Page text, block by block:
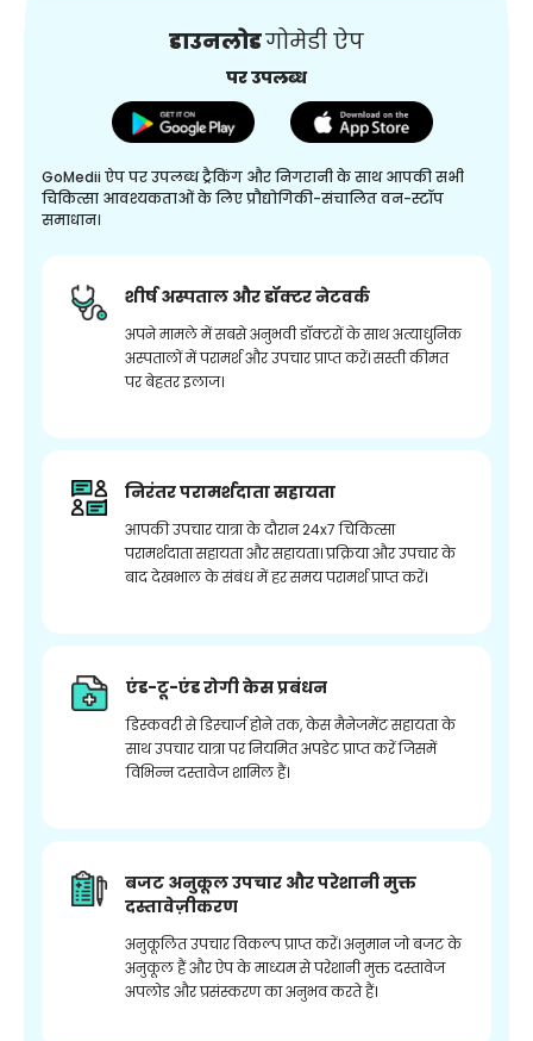
डाउनलोडगोमेडी ऐप
पर उपलब्ध
GoMedii ऐप पर उपलब्ध ट्रैकिंग और निगरानी के साथ आपकी सभी
चिकित्सा आवश्यकताओं के लिए प्रौद्योगिकी-संचालित वन-स्टॉप
समाधान।
शीर्ष अस्पताल और डॉक्टर नेटवर्क
अपने मामले में सबसे अनुभवी डॉक्टरों के साथ अत्याधुनिक
अस्पतालों में परामर्श और उपचार प्राप्त करें। सस्ती कीमत
पर बेहतर इलाज।
निरंतर परामर्शदाता सहायता
आपकी उपचार यात्रा के दौरान 24x7 चिकित्सा
परामर्शदाता सहायता और सहायता। प्रक्रिया और उपचार के
बाद देखभाल के संबंध में हर समय परामर्श प्राप्त करें।
एंड-टू-एंड रोगी केस प्रबंधन
डिस्कवरी से डिस्चार्ज होने तक, केस मैनेजमेंट सहायता के
साथ उपचार यात्रा पर नियमित अपडेट प्राप्त करें जिसमें
विभिन्न दस्तावेज शामिल हैं।
बजट अनुकूल उपचार और परेशानी मुक्त
दस्तावेज़ीकरण
अनुकूलित उपचार विकल्प प्राप्त करें। अनुमान जो बजट के
अनुकूल हैं और ऐप के माध्यम से परेशानी मुक्त दस्तावेज
अपलोड और प्रसंस्करण का अनुभव करते हैं।